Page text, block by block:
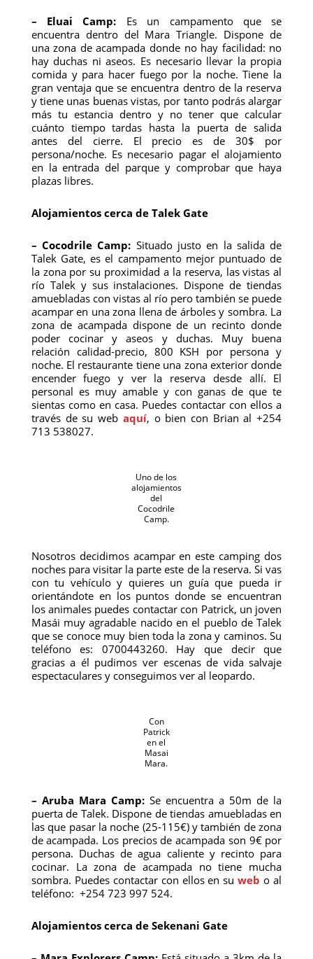
– Eluai Camp: Es un campamento que se
encuentra dentro del Mara Triangle. Dispone de
una zona de acampada donde no hay facilidad: no
hay duchas ni aseos. Es necesario llevar la propia
comida y para hacer fuego por la noche. Tiene la
gran ventaja que se encuentra dentro de la reserva
y tiene unas buenas vistas, por tanto podrás alargar
más tu estancia dentro y no tener que calcular
cuánto tiempo tardas hasta la puerta de salida
antes del cierre. El precio es de 30$ por
persona/noche. Es necesario pagar el alojamiento
en la entrada del parque y comprobar que haya
plazas libres.
Alojamientos cerca de Talek Gate
– Cocodrile Camp: Situado justo en la salida de
Talek Gate, es el campamento mejor puntuado de
la zona por su proximidad a la reserva, las vistas al
río Talek y sus instalaciones. Dispone de tiendas
amuebladas con vistas al río pero también se puede
acampar en una zona llena de árboles y sombra. La
zona de acampada dispone de un recinto donde
poder cocinar y aseos y duchas. Muy buena
relación calidad-precio, 800 KSH por persona y
noche. El restaurante tiene una zona exterior donde
encender fuego y ver la reserva desde allí. El
personal es muy amable y con ganas de que te
sientas como en casa. Puedes contactar con ellos a
través de su web aquí, o bien con Brian al +254
713 538027.
Uno de los
alojamientos
del
Cocodrile
Camp.
Nosotros decidimos acampar en este camping dos
noches para visitar la parte este de la reserva. Si vas
con tu vehículo y quieres un guía que pueda ir
orientándote en los puntos donde se encuentran
los animales puedes contactar con Patrick, un joven
Masái muy agradable nacido en el pueblo de Talek
que se conoce muy bien toda la zona y caminos. Su
teléfono es: 0700443260. Hay que decir que
gracias a él pudimos ver escenas de vida salvaje
espectaculares y conseguimos ver al leopardo.
Con
Patrick
en el
Masai
Mara.
– Aruba Mara Camp:Se encuentra a 50m de la
puerta de Talek. Dispone de tiendas amuebladas en
las que pasar la noche (25-115€) y también de zona
de acampada. Los precios de acampada son 9€ por
persona. Duchas de agua caliente y recinto para
cocinar. La zona de acampada no tiene mucha
sombra. Puedes contactar con ellos en suweb o al
teléfono: +254 723 997 524.
Alojamientos cerca de Sekenani Gate